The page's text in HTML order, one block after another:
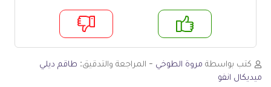
لا
كتب بواسطة مروة الطوخي - المراجعة والتدقيق: طاقم ديلي
ميديكال انفو